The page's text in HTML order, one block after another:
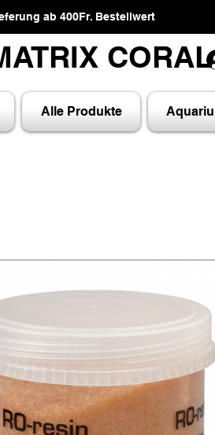
ab 400Fr. Bestellwert
Alle Produkte